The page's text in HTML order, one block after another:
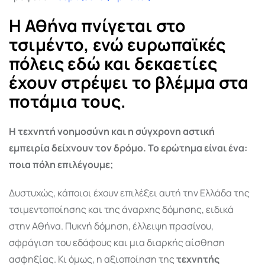
Η Αθήνα πνίγεται στο
τσιμέντο, ενώ ευρωπαϊκές
πόλεις εδώ και δεκαετίες
έχουν στρέψει το βλέμμα στα
ποτάμια τους.
Η τεχνητή νοημοσύνη και η σύγχρονη αστική
εμπειρία δείχνουν τον δρόμο. Το ερώτημα είναι ένα:
ποια πόλη επιλέγουμε;
Δυστυχώς, κάποιοι έχουν επιλέξει αυτή την Ελλάδα της
τσιμεντοποίησης και της άναρχης δόμησης, ειδικά
στην Αθήνα. Πυκνή δόμηση, έλλειψη πρασίνου,
σφράγιση του εδάφους και μια διαρκής αίσθηση
ασφηξίας. Κι όμως, η αξιοποίηση τηςτεχνητής